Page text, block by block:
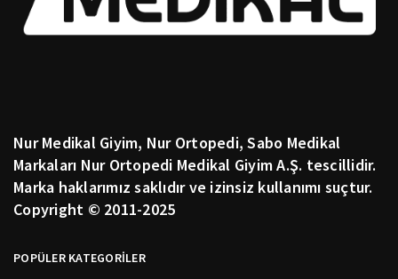
Nur Medikal Giyim, Nur Ortopedi, Sabo Medikal
Markaları Nur Ortopedi Medikal Giyim A.Ş. tescillidir.
Marka haklarımız saklıdır ve izinsiz kullanımı suçtur.
Copyright © 2011-2025
POPÜLER KATEGORİLER